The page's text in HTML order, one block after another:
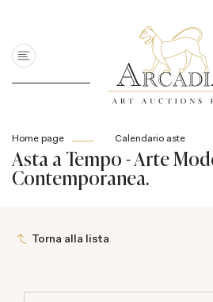
Home page Calendario aste
Asta a Tempo - Arte
Contemporanea.
Torna alla lista